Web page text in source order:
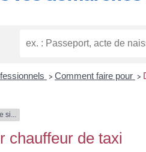
> Comment faire pour >
si...
chauffeur de taxi